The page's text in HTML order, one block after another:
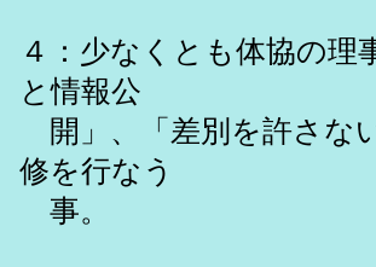
４：少なくとも体協の
と情報公
開」、「差別を許さな
修を行なう
事。